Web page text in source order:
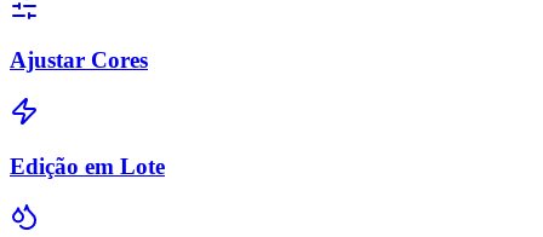
Ajustar Cores
Edição em Lote